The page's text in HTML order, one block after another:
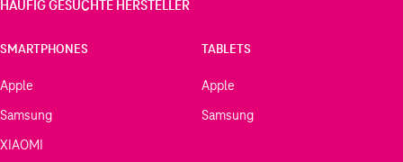
HÄUFIG GESUCHTE HERSTELLER
SMARTPHONES
Apple
Samsung
XIAOMI
TABLETS
Apple
Samsung